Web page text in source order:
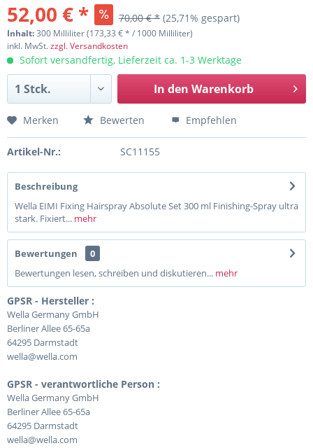
52,00 € * 70,00 € * (25,71% gespart)
Inhalt:300 Milliliter (173,33 € * / 1000 Milliliter)
inkl. MwSt.zzgl. Versandkosten
Sofort versandfertig, Lieferzeit ca. 1-3 Werktage
In den Warenkorb
Merken Bewerten Empfehlen
Artikel-Nr.: SC11155
Beschreibung
Wella EIMI Fixing Hairspray Absolute Set 300 ml Finishing-Spray ultra
stark. Fixiert... mehr
Bewertungen
0
Bewertungen lesen, schreiben und diskutieren... mehr
GPSR - Hersteller :
Wella Germany GmbH
Berliner Allee 65-65a
64295 Darmstadt
wella@wella.com
GPSR - verantwortliche Person :
Wella Germany GmbH
Berliner Allee 65-65a
64295 Darmstadt
wella@wella.com